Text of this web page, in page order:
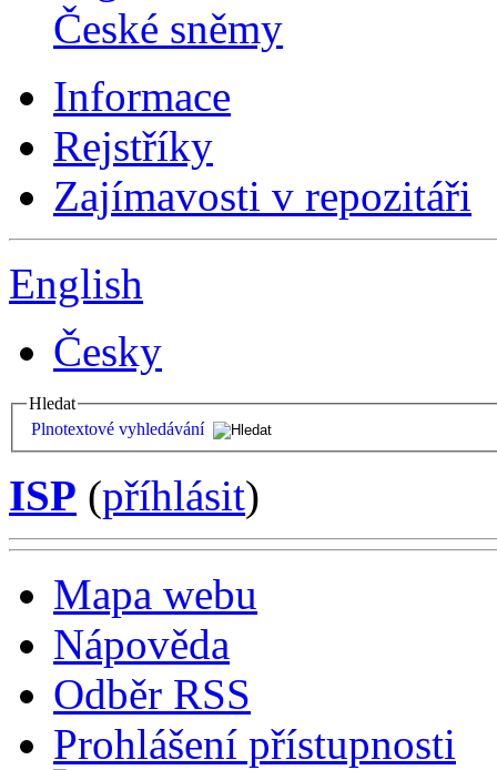
České sněmy
Informace
Rejstříky
Zajímavosti v repozitáři
English
Česky
Hledat
Plnotextové vyhledávání
ISP (příhlásit)
Mapa webu
Nápověda
Odběr RSS
Prohlášení přístupnosti